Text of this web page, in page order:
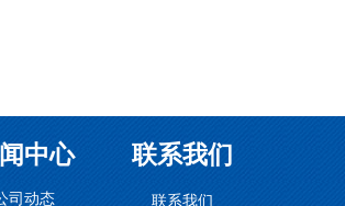
中心
司动态
联系我们
联系我们